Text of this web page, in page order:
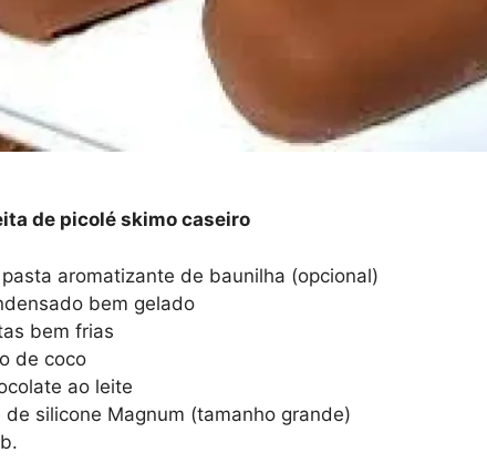
de picolé skimo caseiro
aromatizante de baunilha (opcional)
bem gelado
bem frias
de coco
ao leite
silicone Magnum (tamanho grande)